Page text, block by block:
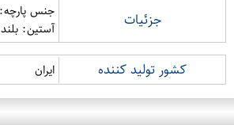
جزئیات
آستین: بلند
کشور تولید کننده ایران